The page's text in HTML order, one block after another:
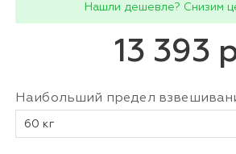
Нашли дешевле? Снизим
13 393
Наибольший предел
60 кг